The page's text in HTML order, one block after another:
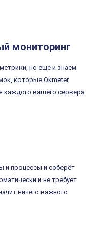
мониторинг
но еще и знаем
которые Okmeter
каждого вашего сервера
и процессы и соберёт
и не требует
ничего важного